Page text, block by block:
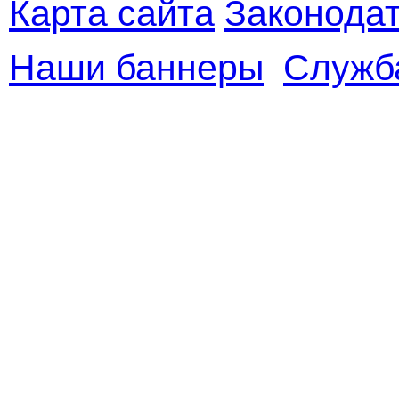
Карта сайта
Наши баннеры